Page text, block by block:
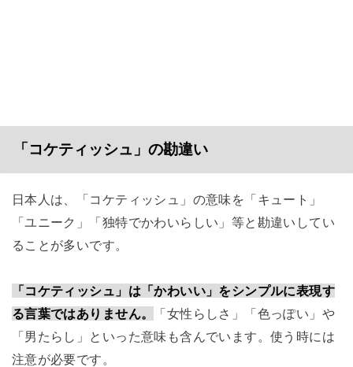
「コケティッシュ」の勘違い
日本人は、「コケティッシュ」の意味を「キュート」
「ユニーク」「独特でかわいらしい」等と勘違いしてい
ることが多いです。
「コケティッシュ」は「かわいい」をシンプルに表現す
る言葉ではありません。
「女性らしさ」「色っぽい」や
「男たらし」といった意味も含んでいます。使う時には
注意が必要です。